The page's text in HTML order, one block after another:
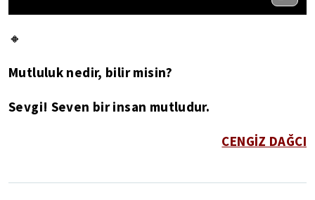
🔸
Mutluluk nedir, bilir misin?
Sevgi! Seven bir insan mutludur.
CENGİZ DAĞCI